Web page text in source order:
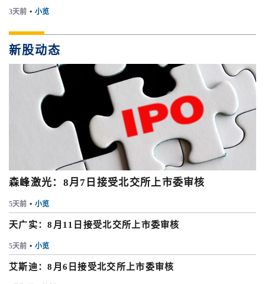
3天前 • 小览
新股动态
森峰激光：8月7日接受北交所上市委审核
5天前 • 小览
天广实：8月11日接受北交所上市委审核
5天前 • 小览
艾斯迪：8月6日接受北交所上市委审核